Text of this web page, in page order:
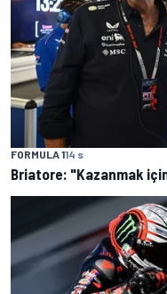
FORMULA 114 s
Briatore: "Kazanmak